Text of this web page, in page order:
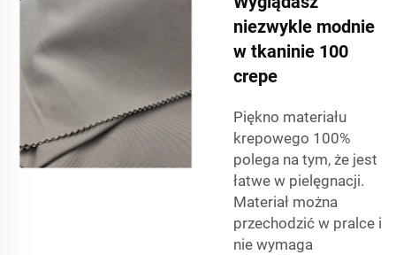
niezwykle modnie
w tkaninie 100
crepe
Piękno materiału
krepowego 100%
polega na tym, że jest
łatwe w pielęgnacji.
Materiał można
przechodzić w pralce i
nie wymaga